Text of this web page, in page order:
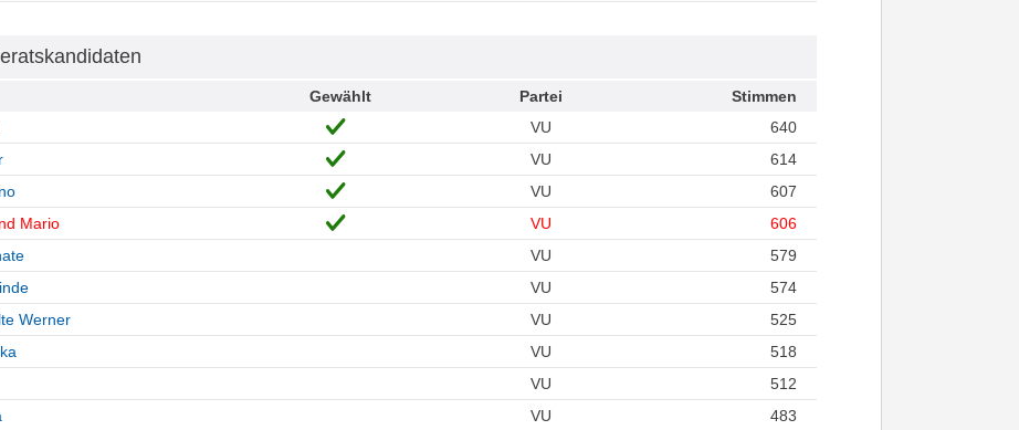
Gewählt Partei
Stimmen
VU
640
VU
614
VU
607
Mario
VU
606
VU
579
VU
574
Werner
VU
525
VU
518
VU
512
VU 483